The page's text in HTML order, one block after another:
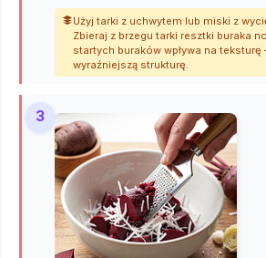
Użyj tarki z uchwytem lub miski z
Zbieraj z brzegu tarki resztki buraka
startych buraków wpływa na
wyraźniejszą strukturę.
3